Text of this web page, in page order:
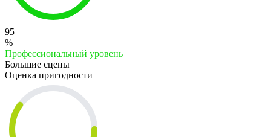
95
%
Профессиональный уровень
Большие сцены
Оценка пригодности